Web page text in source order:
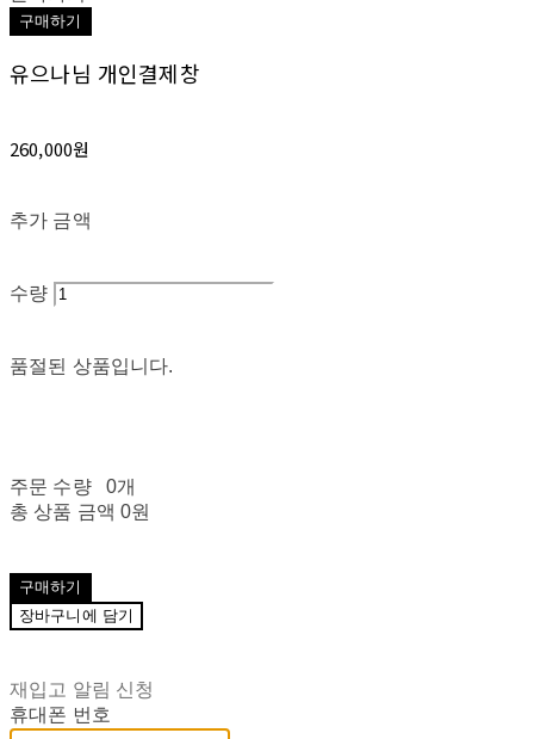
구매하기
유으나님 개인결제창
260,000원
추가 금액
수량
품절된 상품입니다.
주문 수량
0개
총 상품 금액 0원
구매하기
장바구니에 담기
재입고 알림 신청
휴대폰 번호